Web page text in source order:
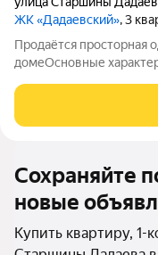
ЖК «Дадаевский», 3
Продаётся просторная
домеОсновные
евроДополнительно:
Сохраняйте
новые
Купить квартиру, 1-